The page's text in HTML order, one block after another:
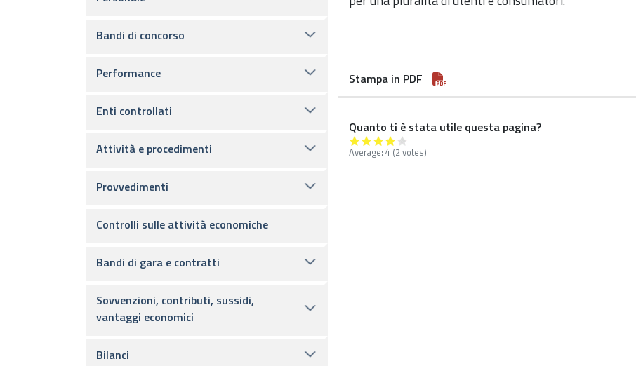
Stampa in PDF
Quanto ti è stata utile questa pagina?
Average: 4 (2 votes)
Bandi di concorso
Performance
Enti controllati
Attività e procedimenti
Provvedimenti
Controlli sulle attività economiche
Bandi di gara e contratti
Sovvenzioni, contributi, sussidi,
vantaggi economici
Bilanci